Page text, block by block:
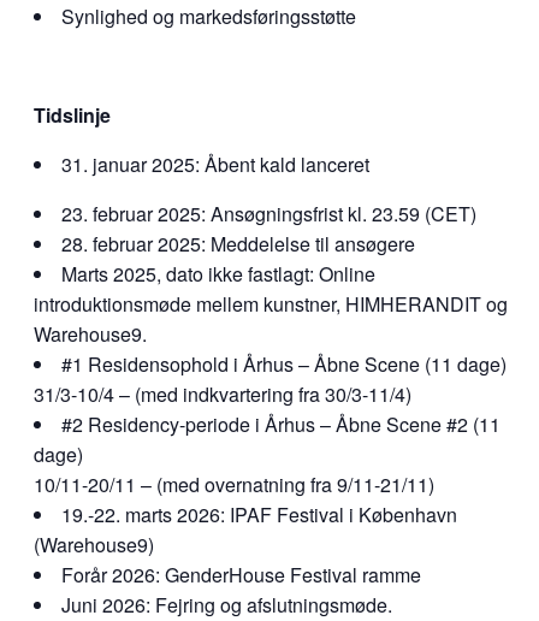
Synlighed og markedsføringsstøtte
Tidslinje
31. januar 2025: Åbent kald lanceret
23. februar 2025: Ansøgningsfrist kl. 23.59 (CET)
28. februar 2025: Meddelelse til ansøgere
Marts 2025, dato ikke fastlagt: Online
introduktionsmøde mellem kunstner, HIMHERANDIT og
Warehouse9.
#1 Residensophold i Århus – Åbne Scene (11 dage)
31/3-10/4 – (med indkvartering fra 30/3-11/4)
#2 Residency-periode i Århus – Åbne Scene #2 (11
dage)
10/11-20/11 – (med overnatning fra 9/11-21/11)
19.-22. marts 2026: IPAF Festival i København
(Warehouse9)
Forår 2026: GenderHouse Festival ramme
Juni 2026: Fejring og afslutningsmøde.